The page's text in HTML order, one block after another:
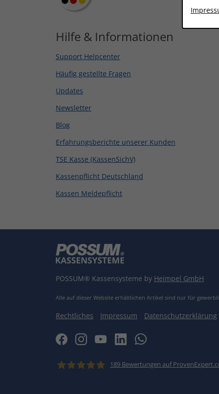
Hilfe & Informationen
Support Helpcenter
Häufig gestellte Fragen
Updates
Newsletter
Blog
Erfahrungsberichte unserer Kunden
TSE Kasse (KassenSichV)
Kassenpflicht Deutschland
Kassen Meldepflicht
POSSUM® Kassensysteme by Heimpel GmbH
Alle auf dieser Website erhältlichen Artikel sind nur für
Rechtliches Impressum Datenschutzerklärung
189 Bewertungen auf